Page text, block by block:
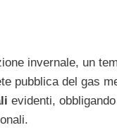
invernale, un
pubblica del gas
evidenti,